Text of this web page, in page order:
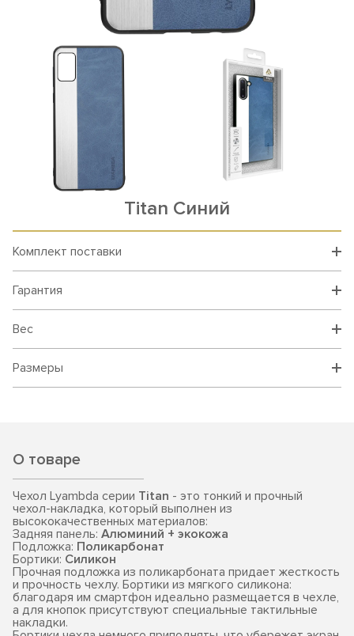
Titan Синий
Комплект поставки
Гарантия
Вес
Размеры
О товаре
Чехол Lyambda серии Titan - это тонкий и прочный
чехол-накладка, который выполнен из
высококачественных материалов:
Задняя панель: Алюминий + экокожа
Подложка: Поликарбонат
Бортики: Силикон
Прочная подложка из поликарбоната придает жесткость
и прочность чехлу. Бортики из мягкого силикона:
благодаря им смартфон идеально размещается в чехле,
а для кнопок присутствуют специальные тактильные
накладки.